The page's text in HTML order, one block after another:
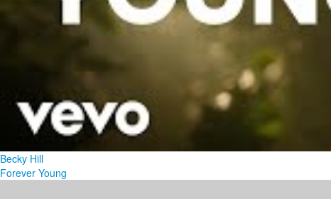
Becky Hill
Forever Young